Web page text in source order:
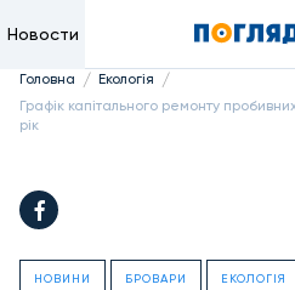
Новости
Головна / Екологія /
Графік капітального ремонту
рік
НОВИНИ БРОВАРИ ЕКОЛОГІЯ